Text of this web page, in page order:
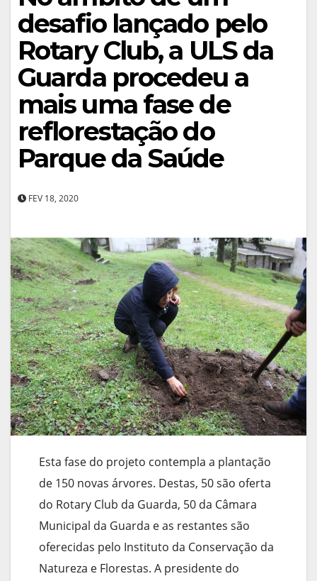
desafio lançado pelo
Rotary Club, a ULS da
Guarda procedeu a
mais uma fase de
reflorestação do
Parque da Saúde
FEV 18, 2020
Esta fase do projeto contempla a plantação
de 150 novas árvores. Destas, 50 são oferta
do Rotary Club da Guarda, 50 da Câmara
Municipal da Guarda e as restantes são
oferecidas pelo Instituto da Conservação da
Natureza e Florestas. A presidente do